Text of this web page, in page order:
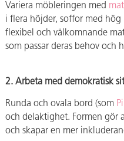
Variera möbleringen med
i flera höjder, soffor med hög
flexibel och välkomnande
som passar deras behov och
2. Arbeta med demokratisk
Runda och ovala bord (som
och delaktighet. Formen gör
och skapar en mer